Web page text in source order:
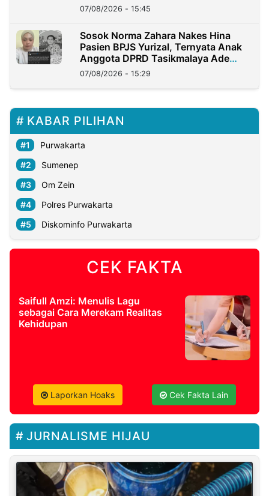
07/08/2026 - 15:45
Sosok Norma Zahara Nakes Hina
Pasien BPJS Yurizal, Ternyata Anak
Anggota DPRD Tasikmalaya Ade
Lukman
07/08/2026 - 15:29
KABAR PILIHAN
Purwakarta
Sumenep
Om Zein
Polres Purwakarta
Diskominfo Purwakarta
CEK FAKTA
Saifull Amzi: Menulis Lagu
sebagai Cara Merekam Realitas
Kehidupan
Laporkan Hoaks Cek Fakta Lain
JURNALISME HIJAU